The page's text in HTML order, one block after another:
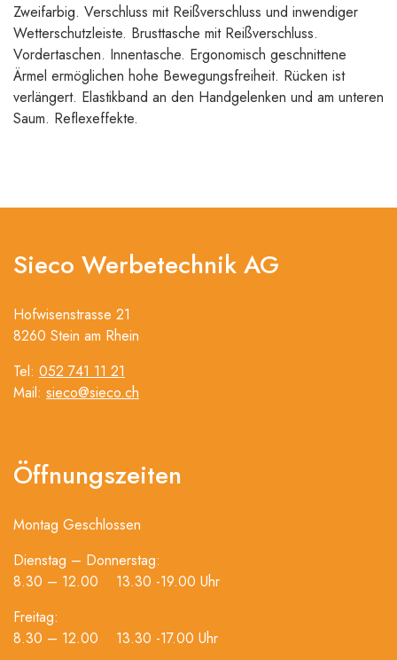
Zweifarbig. Verschluss mit Reißverschluss und inwendiger
Wetterschutzleiste. Brusttasche mit Reißverschluss.
Vordertaschen. Innentasche. Ergonomisch geschnittene
Ärmel ermöglichen hohe Bewegungsfreiheit. Rücken ist
verlängert. Elastikband an den Handgelenken und am unteren
Saum. Reflexeffekte.
Sieco Werbetechnik AG
Hofwisenstrasse 21
8260 Stein am Rhein
Tel: 052 741 11 21
Mail: sieco@sieco.ch
Öffnungszeiten
Montag Geschlossen
Dienstag – Donnerstag:
8.30 – 12.00 13.30 -19.00 Uhr
Freitag:
8.30 – 12.00 13.30 -17.00 Uhr